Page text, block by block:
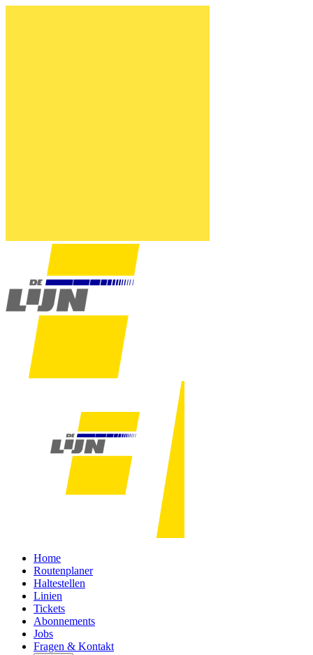
Home
Routenplaner
Haltestellen
Linien
Tickets
Abonnements
Jobs
Fragen & Kontakt